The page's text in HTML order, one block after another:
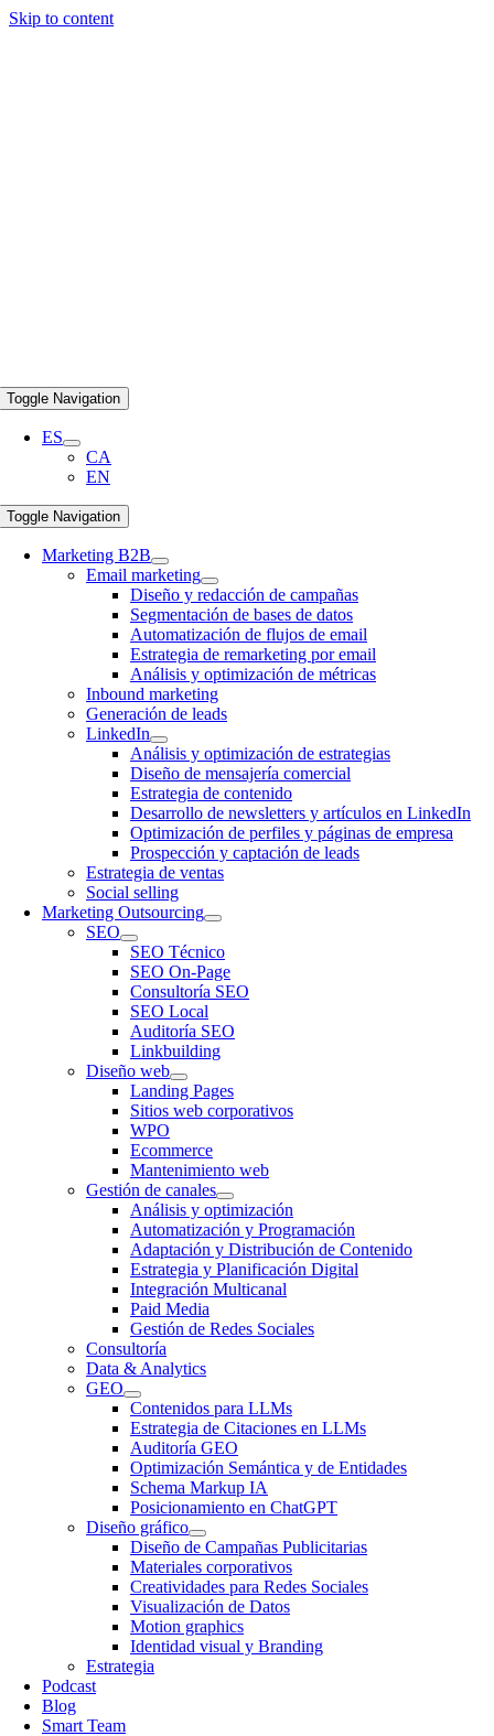
Skip to content
Toggle Navigation
ES
CA
EN
Toggle Navigation
Marketing B2B
Email marketing
Diseño y redacción de campañas
Segmentación de bases de datos
Automatización de flujos de email
Estrategia de remarketing por email
Análisis y optimización de métricas
Inbound marketing
Generación de leads
LinkedIn
Análisis y optimización de estrategias
Diseño de mensajería comercial
Estrategia de contenido
Desarrollo de newsletters y artículos en LinkedIn
Optimización de perfiles y páginas de empresa
Prospección y captación de leads
Estrategia de ventas
Social selling
Marketing Outsourcing
SEO
SEO Técnico
SEO On-Page
Consultoría SEO
SEO Local
Auditoría SEO
Linkbuilding
Diseño web
Landing Pages
Sitios web corporativos
WPO
Ecommerce
Mantenimiento web
Gestión de canales
Análisis y optimización
Automatización y Programación
Adaptación y Distribución de Contenido
Estrategia y Planificación Digital
Integración Multicanal
Paid Media
Gestión de Redes Sociales
Consultoría
Data & Analytics
GEO
Contenidos para LLMs
Estrategia de Citaciones en LLMs
Auditoría GEO
Optimización Semántica y de Entidades
Schema Markup IA
Posicionamiento en ChatGPT
Diseño gráfico
Diseño de Campañas Publicitarias
Materiales corporativos
Creatividades para Redes Sociales
Visualización de Datos
Motion graphics
Identidad visual y Branding
Estrategia
Podcast
Blog
Smart Team